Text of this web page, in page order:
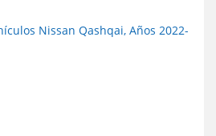
Nissan Qashqai, Años 2022-